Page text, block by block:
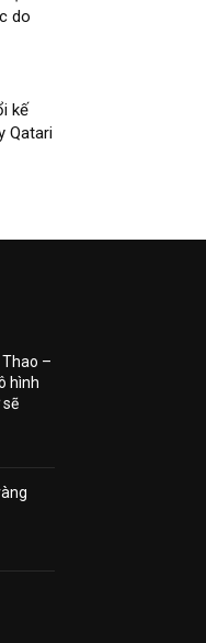
do
kế
Qatari
–
hình
sẽ